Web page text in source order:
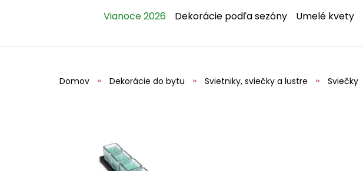
Vianoce 2026 Dekorácie podľa sezóny Umelé kvety
Domov Dekorácie do bytu Svietniky, sviečky a lustre Sviečky